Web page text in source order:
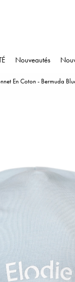
Nouveautés
En Coton - Bermuda